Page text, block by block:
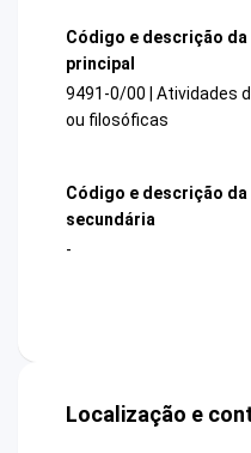
Código e descrição
principal
9491-0/00 | Atividades
ou filosóficas
Código e descrição
secundária
-
Localização e